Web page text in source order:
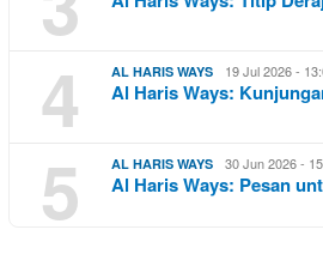
4 AL HARIS WAYS 19 Jul 2026 -
Al Haris Ways:
5 AL HARIS WAYS 30 Jun 2026 -
Al Haris Ways: Pesan